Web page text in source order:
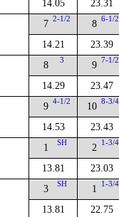
14.05 23.31
7 2-1/2
14.21
8 6-1/2
23.39
8 3
14.29
9 7-1/2
23.47
9 4-1/2
14.53
10 8-3/4
23.43
1 SH
13.81
2 1-3/4
23.03
3 SH
13.81
1 1-3/4
22.75